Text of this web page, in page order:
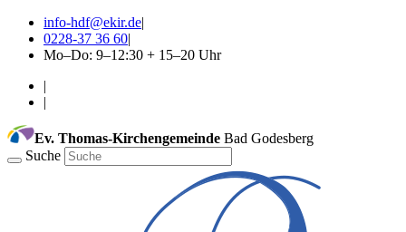
info-hdf@ekir.de|
0228-37 36 60|
Mo–Do: 9–12:30 + 15–20 Uhr
|
|
Ev. Thomas-Kirchengemeinde Bad Godesberg
Suche